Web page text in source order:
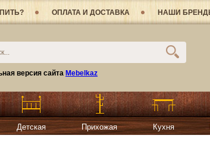
ОПЛАТА И ДОСТАВКА НАШИ
версия сайта Mebelkaz
Детская Прихожая Кухня